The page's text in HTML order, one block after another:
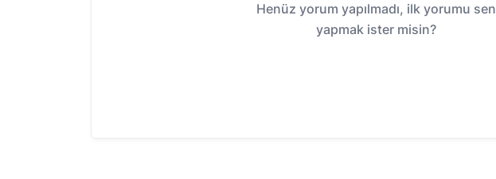
Henüz yorum yapılmadı, ilk yorumu sen
yapmak ister misin?